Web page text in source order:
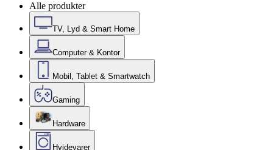
Alle produkter
TV, Lyd & Smart Home
Computer & Kontor
Mobil, Tablet & Smartwatch
Gaming
Hardware
Hvidevarer